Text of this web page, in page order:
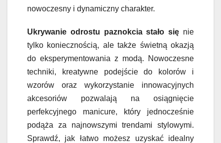
nowoczesny i dynamiczny charakter.
Ukrywanie odrostu paznokcia stało się nie
tylko koniecznością, ale także świetną okazją
do eksperymentowania z modą. Nowoczesne
techniki, kreatywne podejście do kolorów i
wzorów oraz wykorzystanie innowacyjnych
akcesoriów pozwalają na osiągnięcie
perfekcyjnego manicure, który jednocześnie
podąża za najnowszymi trendami stylowymi.
Sprawdź, jak łatwo możesz uzyskać idealny